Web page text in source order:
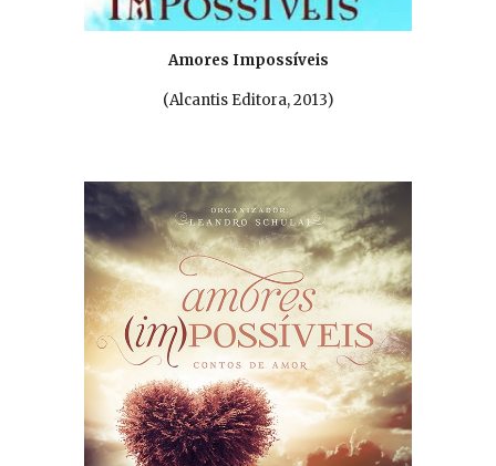
Amores Impossíveis
(Alcantis Editora, 2013)